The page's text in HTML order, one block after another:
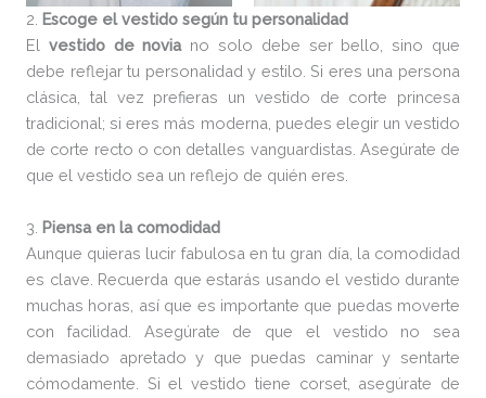
2. Escoge el vestido según tu personalidad
El vestido de noviano solo debe ser bello, sino que
debe reflejar tu personalidad y estilo. Si eres una persona
clásica, tal vez prefieras un vestido de corte princesa
tradicional; si eres más moderna, puedes elegir un vestido
de corte recto o con detalles vanguardistas. Asegúrate de
que el vestido sea un reflejo de quién eres.
3. Piensa en la comodidad
Aunque quieras lucir fabulosa en tu gran día, la comodidad
es clave. Recuerda que estarás usando el vestido durante
muchas horas, así que es importante que puedas moverte
con facilidad. Asegúrate de que el vestido no sea
demasiado apretado y que puedas caminar y sentarte
cómodamente. Si el vestido tiene corset, asegúrate de